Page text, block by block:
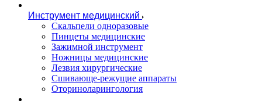
Инструмент медицинский
Скальпели одноразовые
Пинцеты медицинские
Зажимной инструмент
Ножницы медицинские
Лезвия хирургические
Сшивающе-режущие аппараты
Оториноларингология